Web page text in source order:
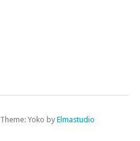
Theme: Yoko by Elmastudio